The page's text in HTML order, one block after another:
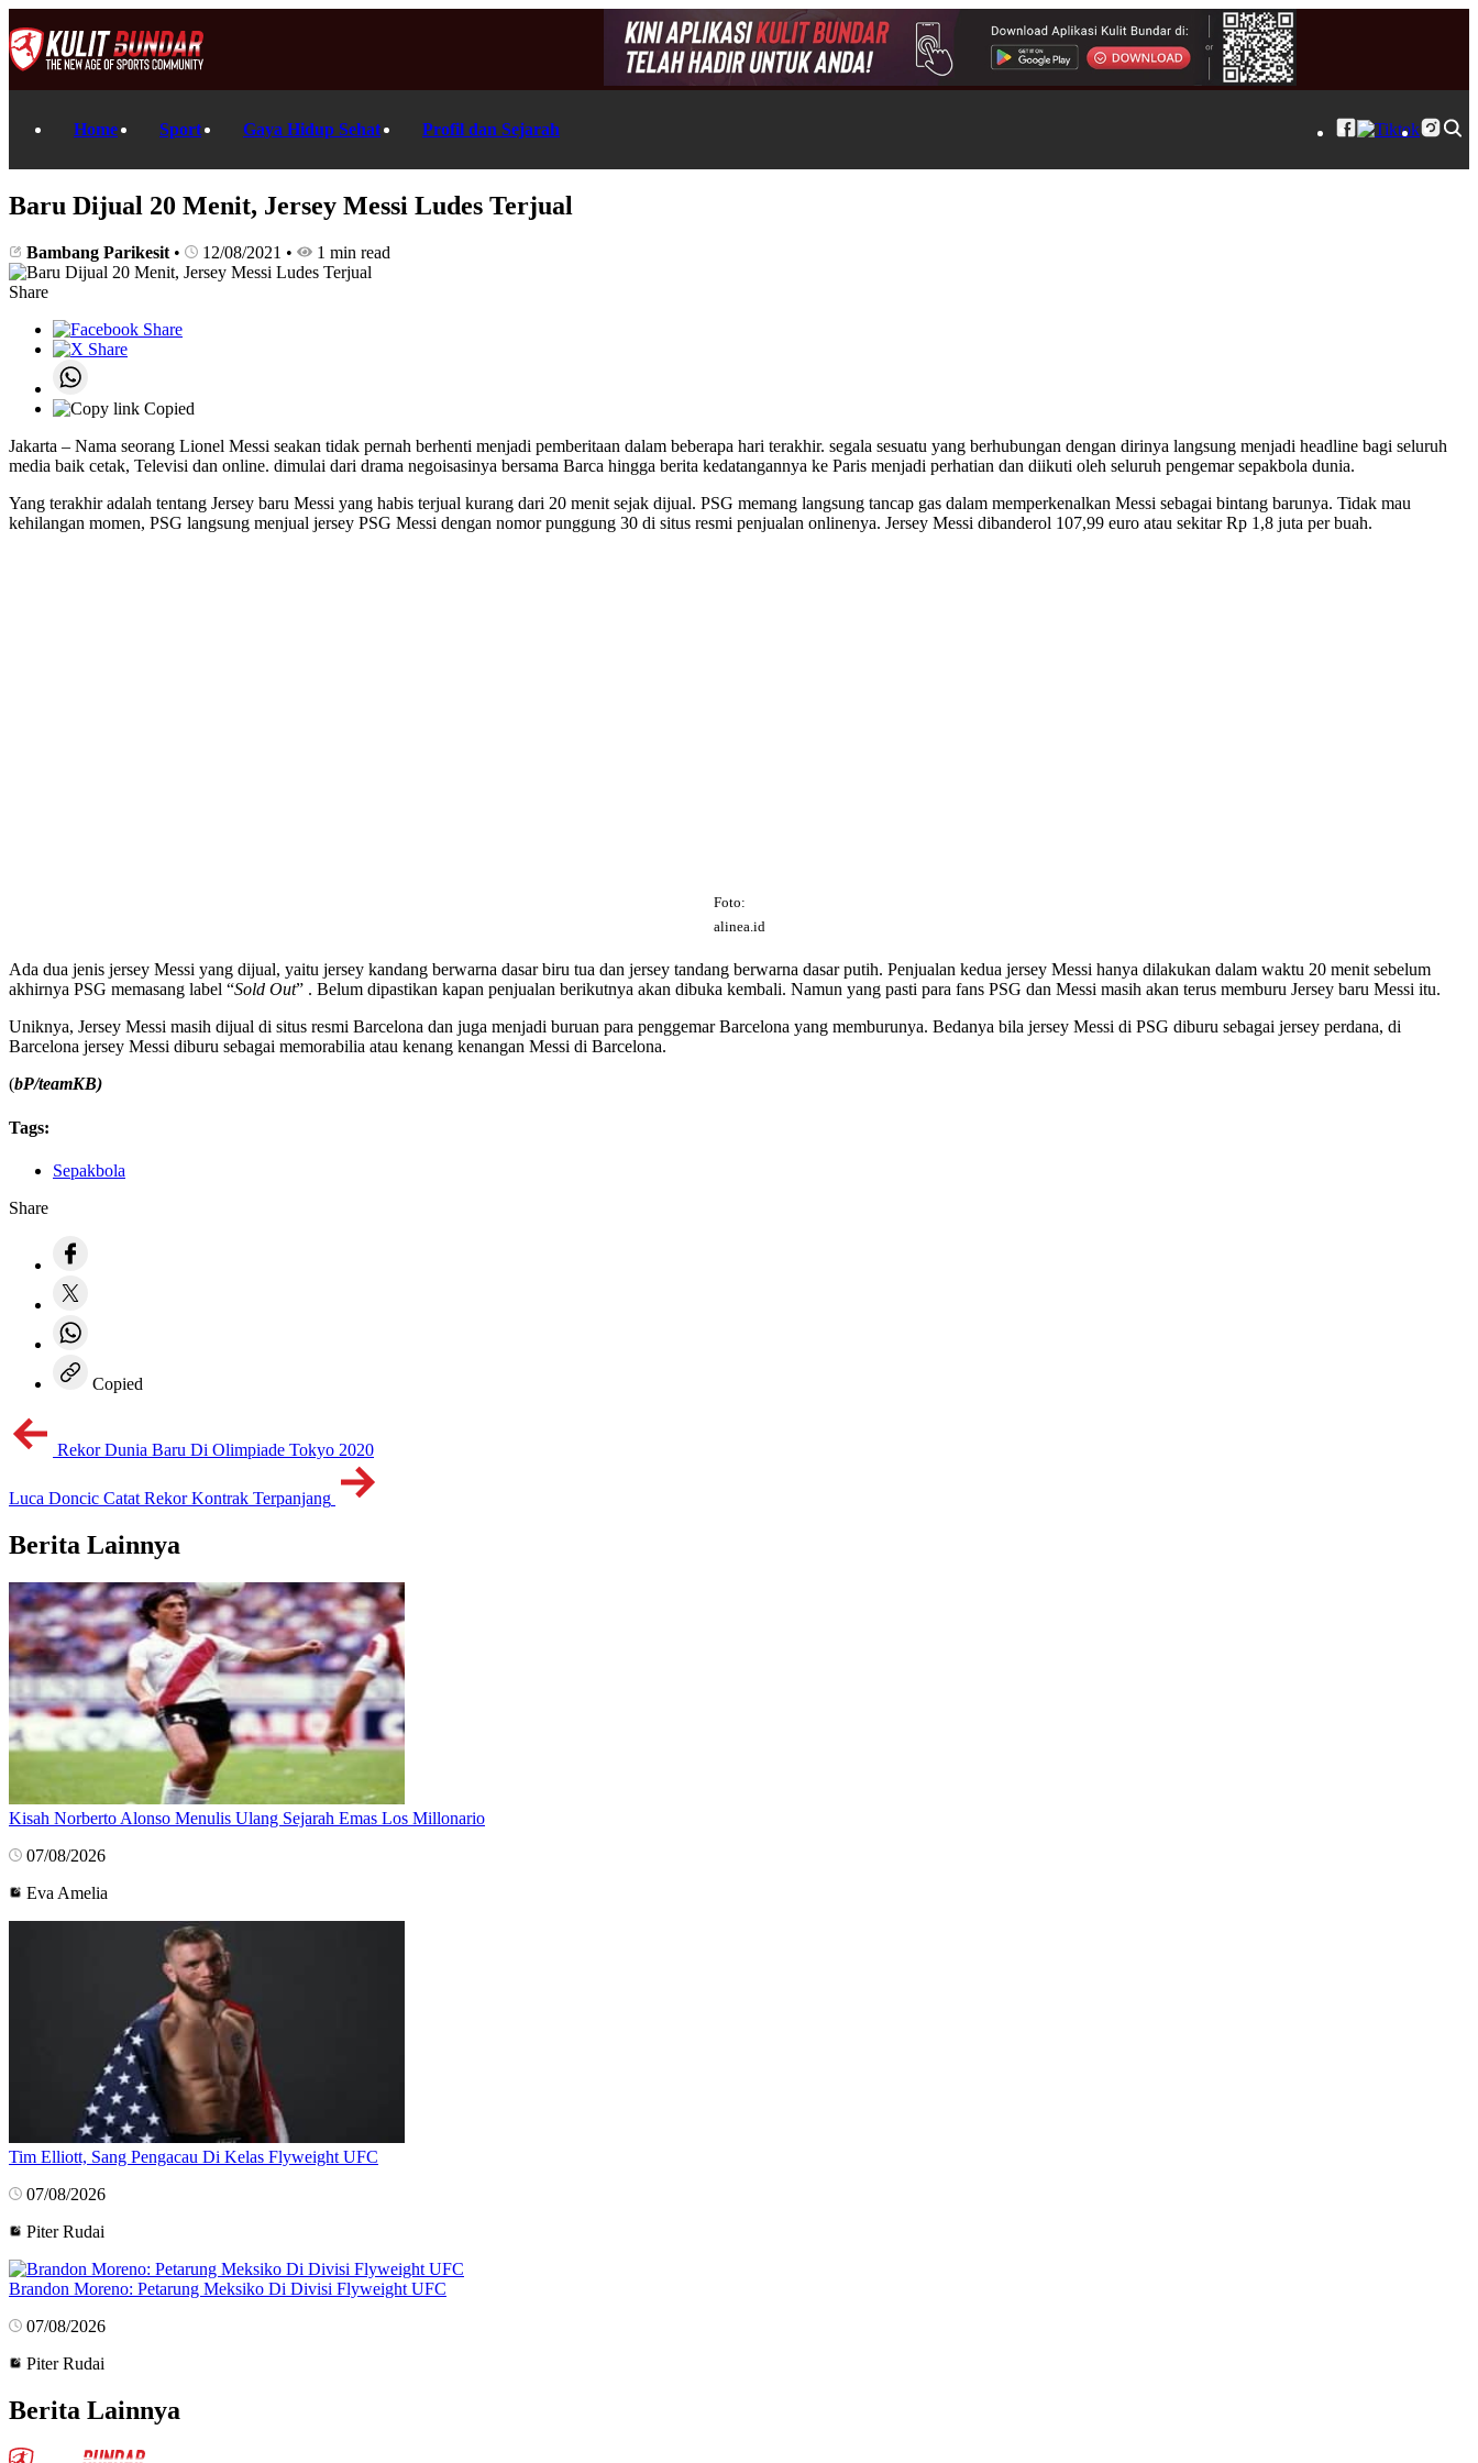
Home Sport Gaya Hidup Sehat Profil dan Sejarah
Baru Dijual 20 Menit, Jersey Messi Ludes Terjual
Bambang Parikesit • 12/08/2021 • 1 min read
Share
Copied
Jakarta – Nama seorang Lionel Messi seakan tidak pernah berhenti menjadi pemberitaan dalam beberapa hari terakhir. segala sesuatu yang berhubungan dengan dirinya langsung menjadi headline bagi seluruh
media baik cetak, Televisi dan online. dimulai dari drama negoisasinya bersama Barca hingga berita kedatangannya ke Paris menjadi perhatian dan diikuti oleh seluruh pengemar sepakbola dunia.
Yang terakhir adalah tentang Jersey baru Messi yang habis terjual kurang dari 20 menit sejak dijual. PSG memang langsung tancap gas dalam memperkenalkan Messi sebagai bintang barunya. Tidak mau
kehilangan momen, PSG langsung menjual jersey PSG Messi dengan nomor punggung 30 di situs resmi penjualan onlinenya. Jersey Messi dibanderol 107,99 euro atau sekitar Rp 1,8 juta per buah.
Foto:
alinea.id
Ada dua jenis jersey Messi yang dijual, yaitu jersey kandang berwarna dasar biru tua dan jersey tandang berwarna dasar putih. Penjualan kedua jersey Messi hanya dilakukan dalam waktu 20 menit sebelum
akhirnya PSG memasang label “Sold Out” . Belum dipastikan kapan penjualan berikutnya akan dibuka kembali. Namun yang pasti para fans PSG dan Messi masih akan terus memburu Jersey baru Messi itu.
Uniknya, Jersey Messi masih dijual di situs resmi Barcelona dan juga menjadi buruan para penggemar Barcelona yang memburunya. Bedanya bila jersey Messi di PSG diburu sebagai jersey perdana, di
Barcelona jersey Messi diburu sebagai memorabilia atau kenang kenangan Messi di Barcelona.
(bP/teamKB)
Tags:
Sepakbola
Share
Copied
Rekor Dunia Baru Di Olimpiade Tokyo 2020
Luca Doncic Catat Rekor Kontrak Terpanjang
Berita Lainnya
Kisah Norberto Alonso Menulis Ulang Sejarah Emas Los Millonario
07/08/2026
Eva Amelia
Tim Elliott, Sang Pengacau Di Kelas Flyweight UFC
07/08/2026
Piter Rudai
Brandon Moreno: Petarung Meksiko Di Divisi Flyweight UFC
07/08/2026
Piter Rudai
Berita Lainnya